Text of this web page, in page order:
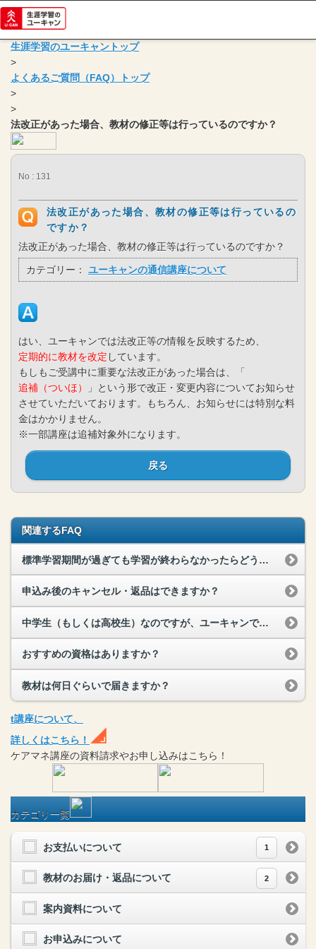
生涯学習のユーキャントップ
>
よくあるご質問（FAQ）トップ
>
>
法改正があった場合、教材の修正等は行っているのですか？
No : 131
法改正があった場合、教材の修正等は行っているの
ですか？
法改正があった場合、教材の修正等は行っているのですか？
カテゴリー： ユーキャンの通信講座について
はい、ユーキャンでは法改正等の情報を反映するため、
定期的に教材を改定 しています。
もしもご受講中に重要な法改正があった場合は、「
追補（ついほ）
」という形で改正・変更内容についてお知らせ
させていただいております。もちろん、お知らせには特別な料
金はかかりません。
※一部講座は追補対象外になります。
戻る
関連するFAQ
標準学習期間が過ぎても学習が終わらなかったらどうなるの？
申込み後のキャンセル・返品はできますか？
中学生（もしくは高校生）なのですが、ユーキャンで受講することは可能でしょうか？
おすすめの資格はありますか？
教材は何日ぐらいで届きますか？
t講座について、
詳しくはこちら！
ケアマネ講座の資料請求やお申し込みはこちら！
カテゴリ一覧
お支払いについて 1
教材のお届け・返品について 2
案内資料について
お申込みについて